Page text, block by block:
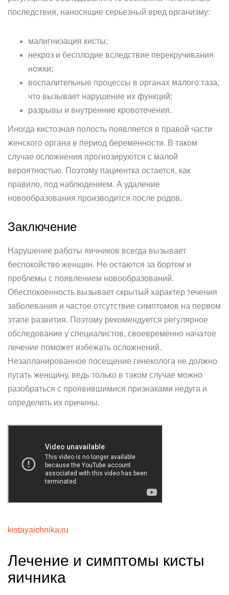
последствия, наносящие серьезный вред организму:
малигнизация кисты;
некроз и бесплодие вследствие перекручивания
ножки;
воспалительные процессы в органах малого таза,
что вызывает нарушение их функций;
разрывы и внутренние кровотечения.
Иногда кистозная полость появляется в правой части
женского органа в период беременности. В таком
случае осложнения прогнозируются с малой
вероятностью. Поэтому пациентка остается, как
правило, под наблюдением. А удаление
новообразования производится после родов.
Заключение
Нарушение работы яичников всегда вызывает
беспокойство женщин. Не остаются за бортом и
проблемы с появлением новообразований.
Обеспокоенность вызывает скрытый характер течения
заболевания и частое отсутствие симптомов на первом
этапе развития. Поэтому рекомендуется регулярное
обследование у специалистов, своевременно начатое
лечение поможет избежать осложнений.
Незапланированное посещение гинеколога не должно
пугать женщину, ведь только в таком случае можно
разобраться с проявившимися признаками недуга и
определить их причины.
kistayaichnika.ru
Лечение и симптомы кисты
яичника